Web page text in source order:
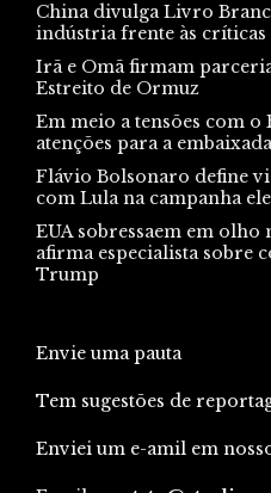
China divulga Livro
indústria frente às críticas
Irã e Omã firmam
Estreito de Ormuz
Em meio a tensões com
atenções para a
Flávio Bolsonaro define
com Lula na campanha
EUA sobressaem em olho
afirma especialista sobre
Trump
Envie uma pauta
Tem sugestões de
Enviei um e-amil em